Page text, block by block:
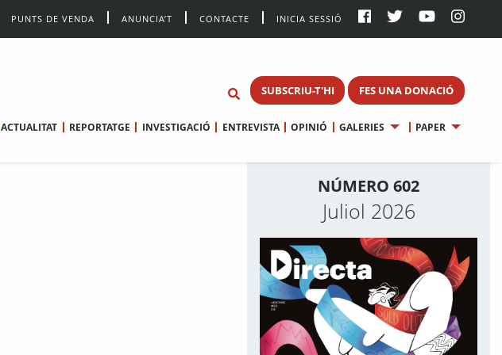
PUNTS DE VENDA ANUNCIA’T CONTACTE INICIA SESSIÓ
SUBSCRIU-T'HI FES UNA DONACIÓ
ACTUALITAT REPORTATGE INVESTIGACIÓ ENTREVISTA OPINIÓ GALERIES PAPER
NÚMERO 602
Juliol 2026